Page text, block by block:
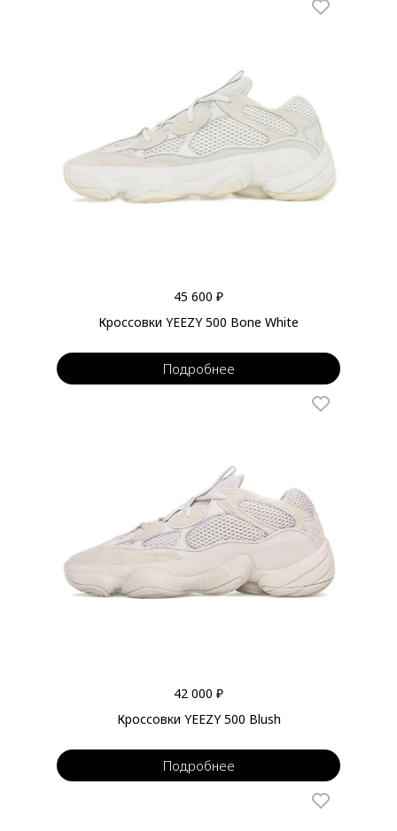
45 600 ₽
Кроссовки YEEZY 500 Bone White
Подробнее
42 000 ₽
Кроссовки YEEZY 500 Blush
Подробнее